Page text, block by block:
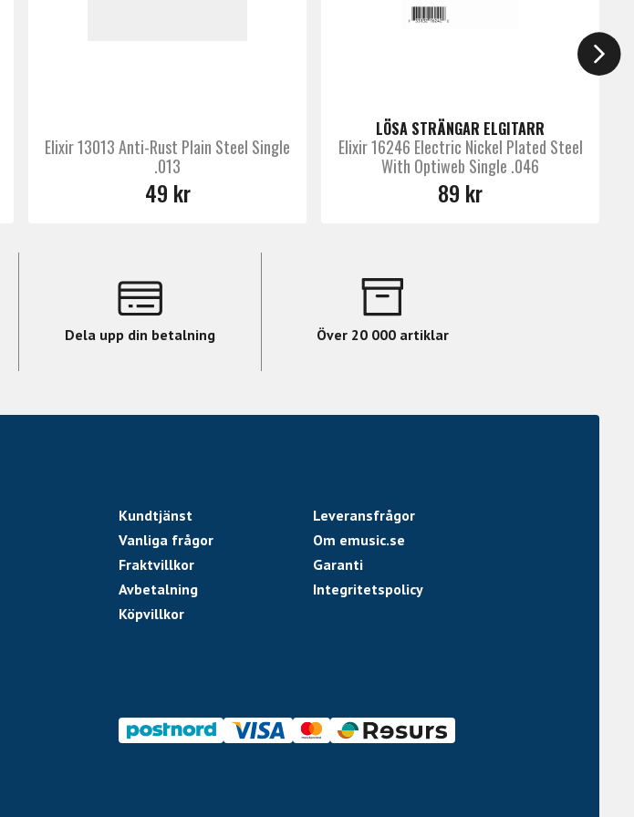
Elixir 13013 Anti-Rust Plain Steel Single
.013
49 kr
LÖSA STRÄNGAR ELGITARR
Elixir 16246 Electric Nickel Plated Steel
With Optiweb Single .046
89 kr
Dela upp din betalning Över 20 000 artiklar
Kundtjänst
Leveransfrågor
Vanliga frågor
Om emusic.se
Fraktvillkor
Garanti
Avbetalning
Integritetspolicy
Köpvillkor